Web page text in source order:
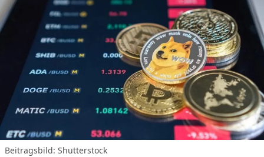
Beitragsbild: Shutterstock